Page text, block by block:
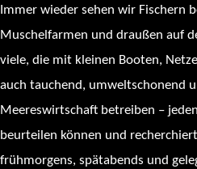
Immer wieder sehen wir Fischern
Muschelfarmen und draußen auf
viele, die mit kleinen Booten,
auch tauchend, umweltschonend
Meereswirtschaft betreiben –
beurteilen können und
frühmorgens, spätabends und